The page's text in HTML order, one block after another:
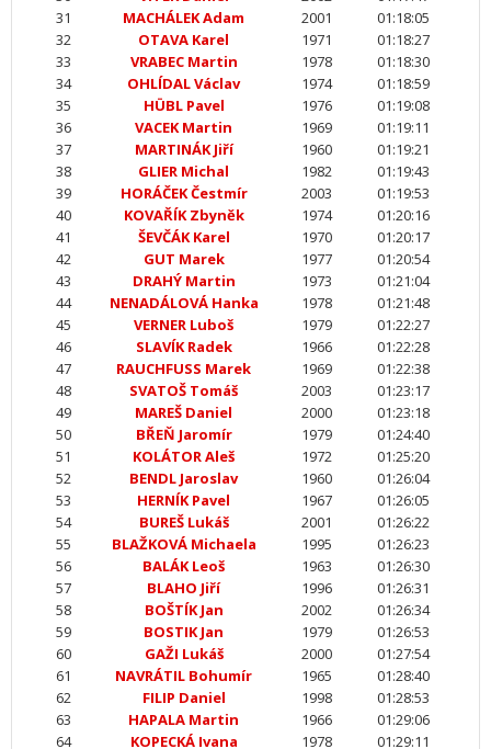
31
MACHÁLEK Adam 2001
01:18:05
32
OTAVA Karel 1971
01:18:27
33
VRABEC Martin 1978
01:18:30
34
OHLÍDAL Václav 1974
01:18:59
35
HÜBL Pavel 1976
01:19:08
36
VACEK Martin 1969
01:19:11
37
MARTINÁK Jiří 1960
01:19:21
38
GLIER Michal 1982
01:19:43
39
HORÁČEK Čestmír 2003
01:19:53
40
KOVAŘÍK Zbyněk 1974
01:20:16
41
ŠEVČÁK Karel 1970
01:20:17
42
GUT Marek 1977
01:20:54
43
DRAHÝ Martin 1973
01:21:04
44
NENADÁLOVÁ Hanka 1978
01:21:48
45
VERNER Luboš 1979
01:22:27
46
SLAVÍK Radek 1966
01:22:28
47
RAUCHFUSS Marek 1969
01:22:38
48
SVATOŠ Tomáš 2003
01:23:17
49
MAREŠ Daniel 2000
01:23:18
50
BŘEŇ Jaromír 1979
01:24:40
51
KOLÁTOR Aleš 1972
01:25:20
52
BENDL Jaroslav 1960
01:26:04
53
HERNÍK Pavel 1967
01:26:05
54
BUREŠ Lukáš 2001
01:26:22
55
BLAŽKOVÁ Michaela 1995
01:26:23
56
BALÁK Leoš 1963
01:26:30
57
BLAHO Jiří 1996
01:26:31
58
BOŠTÍK Jan 2002
01:26:34
59
BOSTIK Jan 1979
01:26:53
60
GAŽI Lukáš 2000
01:27:54
61
NAVRÁTIL Bohumír 1965
01:28:40
62
FILIP Daniel 1998
01:28:53
63
HAPALA Martin 1966
01:29:06
64
KOPECKÁ Ivana 1978 01:29:11